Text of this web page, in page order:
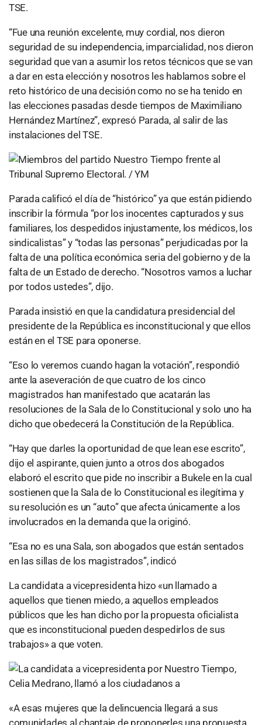
TSE.
“Fue una reunión excelente, muy cordial, nos dieron
seguridad de su independencia, imparcialidad, nos dieron
seguridad que van a asumir los retos técnicos que se van
a dar en esta elección y nosotros les hablamos sobre el
reto histórico de una decisión como no se ha tenido en
las elecciones pasadas desde tiempos de Maximiliano
Hernández Martínez”, expresó Parada, al salir de las
instalaciones del TSE.
Parada calificó el día de “histórico” ya que están pidiendo
inscribir la fórmula “por los inocentes capturados y sus
familiares, los despedidos injustamente, los médicos, los
sindicalistas” y “todas las personas” perjudicadas por la
falta de una política económica seria del gobierno y de la
falta de un Estado de derecho. “Nosotros vamos a luchar
por todos ustedes”, dijo.
Parada insistió en que la candidatura presidencial del
presidente de la República es inconstitucional y que ellos
están en el TSE para oponerse.
“Eso lo veremos cuando hagan la votación”, respondió
ante la aseveración de que cuatro de los cinco
magistrados han manifestado que acatarán las
resoluciones de la Sala de lo Constitucional y solo uno ha
dicho que obedecerá la Constitución de la República.
“Hay que darles la oportunidad de que lean ese escrito”,
dijo el aspirante, quien junto a otros dos abogados
elaboró el escrito que pide no inscribir a Bukele en la cual
sostienen que la Sala de lo Constitucional es ilegítima y
su resolución es un “auto” que afecta únicamente a los
involucrados en la demanda que la originó.
“Esa no es una Sala, son abogados que están sentados
en las sillas de los magistrados”, indicó
La candidata a vicepresidenta hizo «un llamado a
aquellos que tienen miedo, a aquellos empleados
públicos que les han dicho por la propuesta oficialista
que es inconstitucional pueden despedirlos de sus
trabajos» a que voten.
«A esas mujeres que la delincuencia llegará a sus